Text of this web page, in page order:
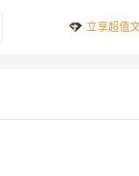
立享超值